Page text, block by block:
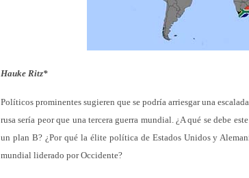
Hauke Ritz*
Políticos prominentes sugieren que se podría arriesgar una
rusa sería peor que una tercera guerra mundial. ¿A qué se debe
un plan B? ¿Por qué la élite política de Estados Unidos y
mundial liderado por Occidente?